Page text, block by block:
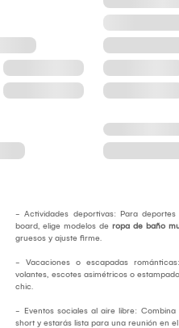
- Actividades deportivas: Para
board, elige modelos deropa de baño
gruesos y ajuste firme.
- Vacaciones o escapadas
volantes, escotes asimétricos o
chic.
- Eventos sociales al aire libre:
short y estarás lista para una reunión en